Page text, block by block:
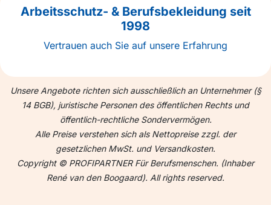
Arbeitsschutz- & Berufsbekleidung seit
1998
Vertrauen auch Sie auf unsere Erfahrung
Unsere Angebote richten sich ausschließlich an Unternehmer (§
14 BGB), juristische Personen des öffentlichen Rechts und
öffentlich-rechtliche Sondervermögen.
Alle Preise verstehen sich als Nettopreise zzgl. der
gesetzlichen MwSt. und Versandkosten.
Copyright © PROFIPARTNER Für Berufsmenschen. (Inhaber
René van den Boogaard). All rights reserved.